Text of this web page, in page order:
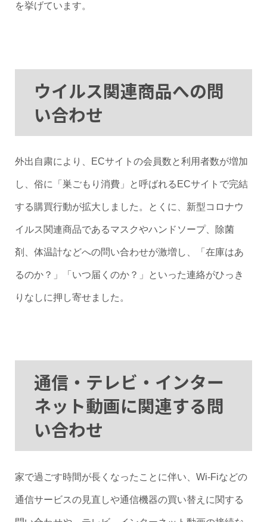
を挙げています。
ウイルス関連商品への問
い合わせ
外出自粛により、ECサイトの会員数と利用者数が増加
し、俗に「巣ごもり消費」と呼ばれるECサイトで完結
する購買行動が拡大しました。とくに、新型コロナウ
イルス関連商品であるマスクやハンドソープ、除菌
剤、体温計などへの問い合わせが激増し、「在庫はあ
るのか？」「いつ届くのか？」といった連絡がひっき
りなしに押し寄せました。
通信・テレビ・インター
ネット動画に関連する問
い合わせ
家で過ごす時間が長くなったことに伴い、Wi-Fiなどの
通信サービスの見直しや通信機器の買い替えに関する